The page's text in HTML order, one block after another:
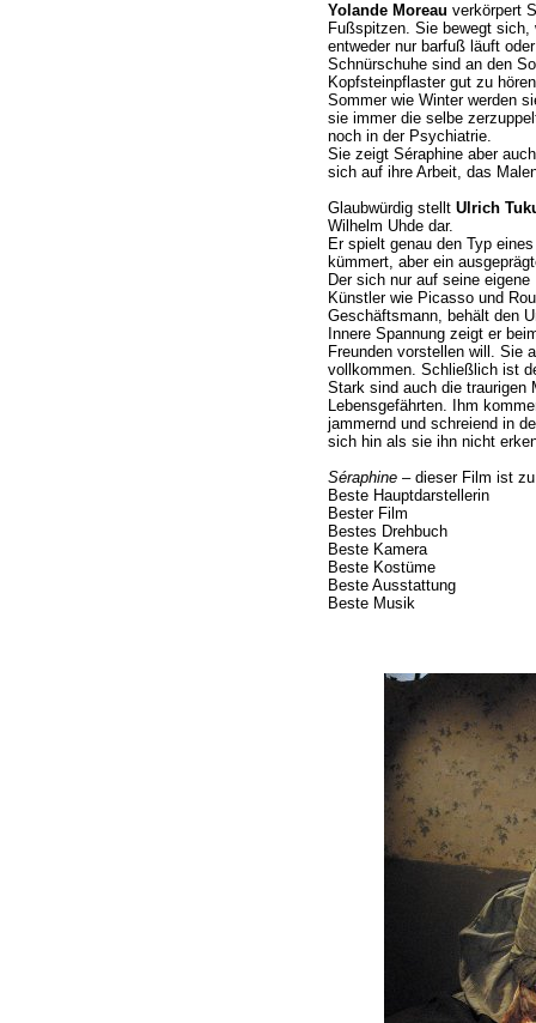
Yolande Moreau verkörpert
Fußspitzen. Sie bewegt sich,
entweder nur barfuß läuft
Schnürschuhe sind an den
Kopfsteinpflaster gut zu
Sommer wie Winter werden
sie immer die selbe
noch in der Psychiatrie.
Sie zeigt Séraphine aber
sich auf ihre Arbeit, das
Glaubwürdig stellt Ulrich
Wilhelm Uhde dar.
Er spielt genau den Typ
kümmert, aber ein
Der sich nur auf seine
Künstler wie Picasso und
Geschäftsmann, behält den
Innere Spannung zeigt er
Freunden vorstellen will. Sie
vollkommen. Schließlich ist
Stark sind auch die traurigen
Lebensgefährten. Ihm
jammernd und schreiend in
sich hin als sie ihn nicht
Séraphine– dieser Film ist zu
Beste Hauptdarstellerin
Bester Film
Bestes Drehbuch
Beste Kamera
Beste Kostüme
Beste Ausstattung
Beste Musik